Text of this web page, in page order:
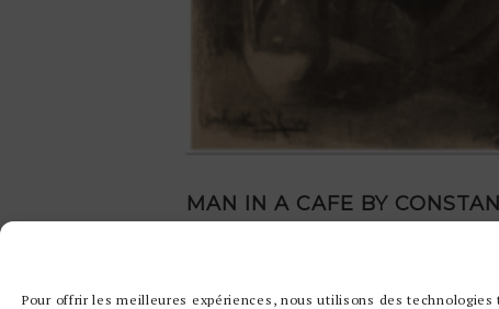
Pour offrir les meilleures expériences, nous utilisons des technologies
MAN IN A CAFE BY